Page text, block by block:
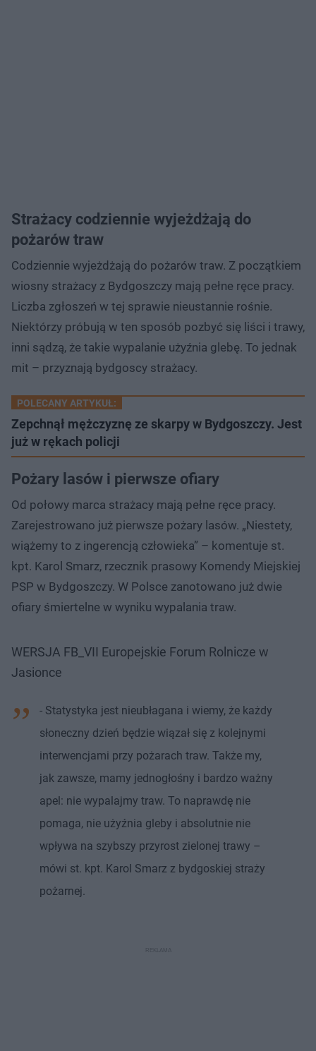
Strażacy codziennie wyjeżdżają do
pożarów traw
Codziennie wyjeżdżają do pożarów traw. Z początkiem
wiosny strażacy z Bydgoszczy mają pełne ręce pracy.
Liczba zgłoszeń w tej sprawie nieustannie rośnie.
Niektórzy próbują w ten sposób pozbyć się liści i trawy,
inni sądzą, że takie wypalanie użyźnia glebę. To jednak
mit – przyznają bydgoscy strażacy.
POLECANY ARTYKUŁ:
Zepchnął mężczyznę ze skarpy w Bydgoszczy. Jest
już w rękach policji
Pożary lasów i pierwsze ofiary
Od połowy marca strażacy mają pełne ręce pracy.
Zarejestrowano już pierwsze pożary lasów. „Niestety,
wiążemy to z ingerencją człowieka” – komentuje st.
kpt. Karol Smarz, rzecznik prasowy Komendy Miejskiej
PSP w Bydgoszczy. W Polsce zanotowano już dwie
ofiary śmiertelne w wyniku wypalania traw.
WERSJA FB_VII Europejskie Forum Rolnicze w
Jasionce
- Statystyka jest nieubłagana i wiemy, że każdy
słoneczny dzień będzie wiązał się z kolejnymi
interwencjami przy pożarach traw. Także my,
jak zawsze, mamy jednogłośny i bardzo ważny
apel: nie wypalajmy traw. To naprawdę nie
pomaga, nie użyźnia gleby i absolutnie nie
wpływa na szybszy przyrost zielonej trawy –
mówi st. kpt. Karol Smarz z bydgoskiej straży
pożarnej.